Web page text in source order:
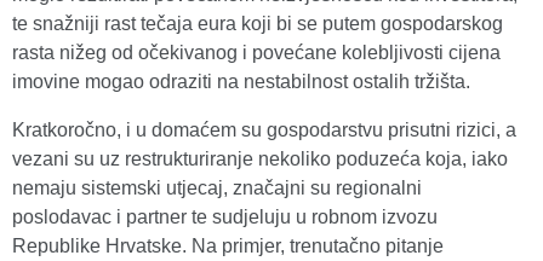
te snažniji rast tečaja eura koji bi se putem gospodarskog
rasta nižeg od očekivanog i povećane kolebljivosti cijena
imovine mogao odraziti na nestabilnost ostalih tržišta.
Kratkoročno, i u domaćem su gospodarstvu prisutni rizici, a
vezani su uz restrukturiranje nekoliko poduzeća koja, iako
nemaju sistemski utjecaj, značajni su regionalni
poslodavac i partner te sudjeluju u robnom izvozu
Republike Hrvatske. Na primjer, trenutačno pitanje